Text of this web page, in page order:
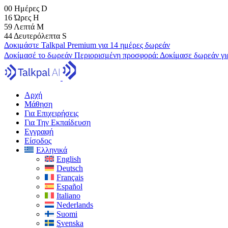
00 Ημέρες D
16 Ώρες H
59 Λεπτά M
43 Δευτερόλεπτα S
Δοκιμάστε Talkpal Premium για 14 ημέρες δωρεάν
Δοκίμασέ το δωρεάν Περιορισμένη προσφορά: Δοκίμασε δωρεάν
Αρχή
Μάθηση
Για Επιχειρήσεις
Για Την Εκπαίδευση
Εγγραφή
Είσοδος
Ελληνικά
English
Deutsch
Français
Español
Italiano
Nederlands
Suomi
Svenska